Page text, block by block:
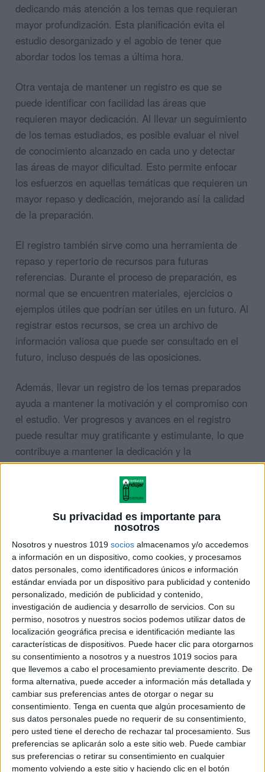
Su privacidad es importante para
nosotros
Nosotros y nuestros 1019 socios almacenamos y/o accedemos
a información en un dispositivo, como cookies, y procesamos
datos personales, como identificadores únicos e información
estándar enviada por un dispositivo para publicidad y contenido
personalizado, medición de publicidad y contenido,
investigación de audiencia y desarrollo de servicios. Con su
permiso, nosotros y nuestros socios podemos utilizar datos de
localización geográfica precisa e identificación mediante las
características de dispositivos. Puede hacer clic para otorgarnos
su consentimiento a nosotros y a nuestros 1019 socios para
que llevemos a cabo el procesamiento previamente descrito. De
forma alternativa, puede acceder a información más detallada y
cambiar sus preferencias antes de otorgar o negar su
consentimiento. Tenga en cuenta que algún procesamiento de
sus datos personales puede no requerir de su consentimiento,
pero usted tiene el derecho de rechazar tal procesamiento. Sus
preferencias se aplicarán solo a este sitio web. Puede cambiar
sus preferencias o retirar su consentimiento en cualquier
momento volviendo a este sitio y haciendo clic en el botón
dedicando más atención a los temas que requieran
mayor profundización. Esta planificación evita el
estudio desorganizado y el agobio de tener que
abordar todos los temas a última hora.
Otra ventaja de mantener un registro es que se
puede identificar con facilidad las áreas que
requieren mayor dedicación. Al llevar un seguimiento
de los temas estudiados, es posible evaluar el nivel
de conocimiento alcanzado en cada uno y detectar
las áreas de mayor dificultad. Esto permite enfocar
los esfuerzos en aquellas temáticas que requieren un
mayor repaso y dedicación, mejorando así la calidad
de la preparación.
El registro también sirve como una herramienta de
repaso y repertorio de recursos para futuras
referencias. Durante el proceso de preparación, es
normal que se encuentren materiales, ejercicios o
ejemplos útiles que podrían ser útiles en un futuro. Al
registrar estos recursos, se crea un archivo de
información valiosa que puede ser consultado en el
futuro, incluso después de las oposiciones.
Además, llevar un registro de los temas preparados
ayuda a mantener la motivación y el compromiso con
el estudio. Ver progresos y avances en el registro
puede resultar muy gratificante y estimulante, lo que
contribuye a mantener la dedicación y la
perseverancia en el proceso de preparación.